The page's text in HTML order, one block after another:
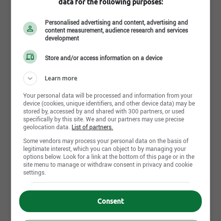
mécanique avec 5-10 d'expérience en conception de
turbine ou alternateur pour les centrales
hydroélectriques. [...]
Brossard - QC
2 weeks ago
How do you find
this search?
data for the following purposes:
Personalised advertising and content, advertising and
content measurement, audience research and services
development
Store and/or access information on a device
Learn more
Your personal data will be processed and information from your
device (cookies, unique identifiers, and other device data) may be
stored by, accessed by and shared with 300 partners, or used
specifically by this site. We and our partners may use precise
geolocation data. List of partners.
Some vendors may process your personal data on the basis of
legitimate interest, which you can object to by managing your
options below. Look for a link at the bottom of this page or in the
site menu to manage or withdraw consent in privacy and cookie
settings.
Consent